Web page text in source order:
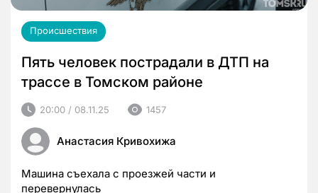
Происшествия
Пять человек пострадали в ДТП на
трассе в Томском районе
20:00 / 08.11.25 1457
Анастасия Кривохижа
Машина съехала с проезжей части и
перевернулась